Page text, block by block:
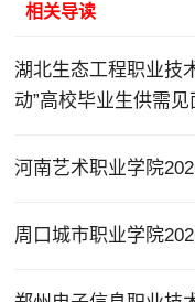
相关导读
湖北生态工程职业技
动”高校毕业生供需见
河南艺术职业学院
周口城市职业学院